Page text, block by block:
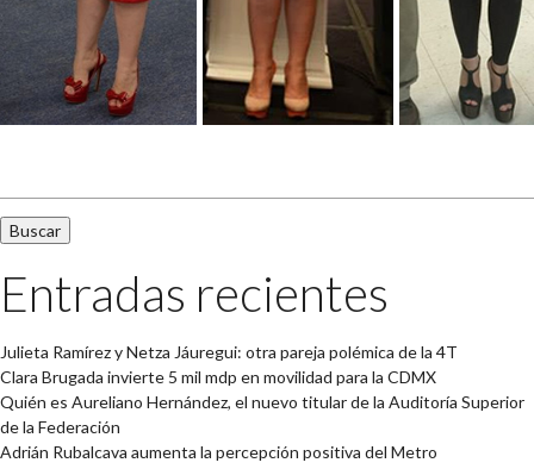
Entradas recientes
Julieta Ramírez y Netza Jáuregui: otra pareja polémica de la 4T
Clara Brugada invierte 5 mil mdp en movilidad para la CDMX
Quién es Aureliano Hernández, el nuevo titular de la Auditoría Superior
de la Federación
Adrián Rubalcava aumenta la percepción positiva del Metro